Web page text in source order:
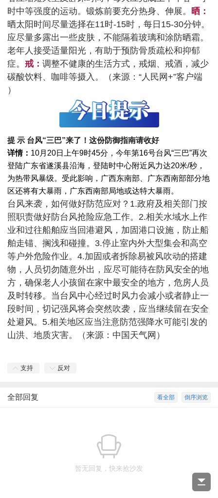
时中等强度的运动。锻炼前要充分热身、伸展。 晒：
晒太阳时间尽量选择在11时-15时，每日15-30分钟。
应尽量多露出一些皮肤，不能隔着玻璃和涂防晒霜。
老年人接受适量阳光，有助于预防骨质疏松和抑郁
症。 戒： 调整不健康的生活方式，戒烟、戒酒，减少
碳酸饮料、咖啡等摄入。（来源：“人民网+”客户端
）
提 示 台风“三巴”来了！这份防御指南请收好
详情： 10月20日上午9时45分，今年第16号台风“三巴”再次
登陆广东省遂溪县沿海，登陆时中心附近风力达20米/秒，
为热带风暴级。受此影响，广西东南部、广东西南部部分地
区还将有大暴雨，广东西南部局地或达特大暴雨。
台风来袭，如何做好防范应对？ 1.政府及相关部门按
照职责做好防台风抢险应急工作。 2.相关水域水上作
业和过往船舶应当回港避风，加固港口设施，防止船
舶走锚、搁浅和碰撞。 3.停止室内外大型集会和高空
等户外危险作业。 4.加固或者拆除易被风吹动的搭建
物，人员切勿随意外出，应尽可能待在防风安全的地
方，确保老人小孩留在家中最安全的地方，危房人员
及时转移。当台风中心经过时风力会减小或者静止一
段时间，切记强风将会突然吹袭，应当继续留在安全
处避风。 5.相关地区应当注意防范强降水可能引发的
山洪、地质灾害。（来源：中国天气网）
支持 反对
倒序浏览
看全部
全部回复
暂无回复，快来抢沙发